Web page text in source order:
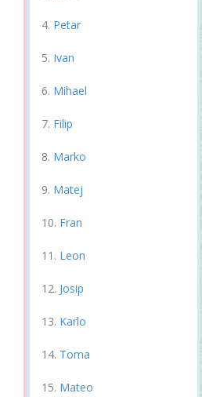
Petar
Ivan
Mihael
Filip
Marko
Matej
Fran
Leon
Josip
Karlo
Toma
Mateo